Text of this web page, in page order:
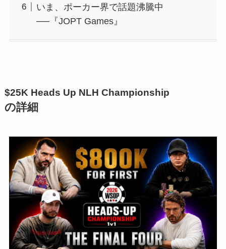
いま、ポーカー界で話題沸騰中
──『JOPT Games』
$25K Heads Up NLH Championship
の詳細